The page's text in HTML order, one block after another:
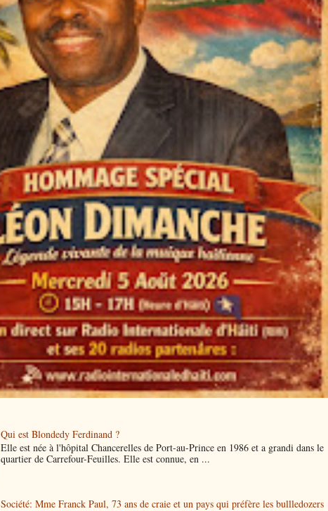
Qui est Blondedy Ferdinand ?
Elle est née à l'hôpital Chancerelles de Port-au-Prince en 1986 et a grandi dans le
quartier de Carrefour-Feuilles. Elle est connue, en ...
Société: Mme Franck Paul, 73 ans de craie et un pays qui préfère les bullledozers